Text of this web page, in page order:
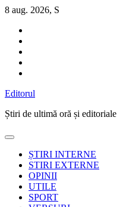
Sari
conținut
8 aug. 2026, S
Editorul
Știri de ultimă oră și editoriale
ȘTIRI INTERNE
STIRI EXTERNE
OPINII
UTILE
SPORT